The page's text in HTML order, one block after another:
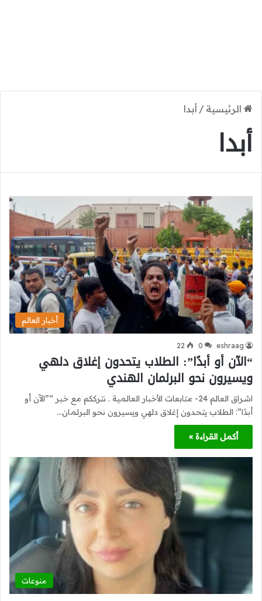
الرئيسية / أبدا
أبدا
أخبار العالم
eshraag
0
22
“الآن أو أبدًا”: الطلاب يتحدون إغلاق دلهي
ويسيرون نحو البرلمان الهندي
اشراق العالم 24- متابعات الأخبار العالمية . نترككم مع خبر “”الآن أو
أبدًا”: الطلاب يتحدون إغلاق دلهي ويسيرون نحو البرلمان…
أكمل القراءة »
منوعات